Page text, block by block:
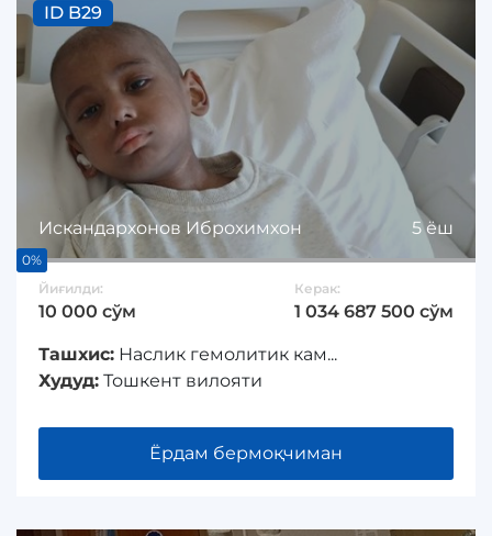
Искандархонов Иброхимхон 5 ёш
ID B29
0%
Йиғилди:
10 000 сўм
Керак:
1 034 687 500 сўм
Ташхис: Наслик гемолитик кам...
Худуд: Тошкент вилояти
Ёрдам бермоқчиман